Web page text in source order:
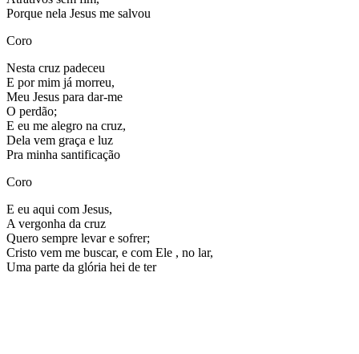
Porque nela Jesus me salvou
Coro
Nesta cruz padeceu
E por mim já morreu,
Meu Jesus para dar-me
O perdão;
E eu me alegro na cruz,
Dela vem graça e luz
Pra minha santificação
Coro
E eu aqui com Jesus,
A vergonha da cruz
Quero sempre levar e sofrer;
Cristo vem me buscar, e com Ele , no lar,
Uma parte da glória hei de ter